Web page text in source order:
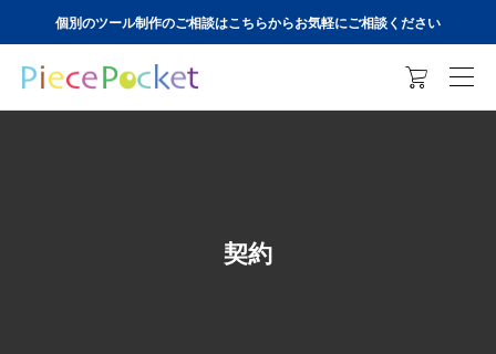
個別のツール制作のご相談はこちらからお気軽にご相談ください

契約